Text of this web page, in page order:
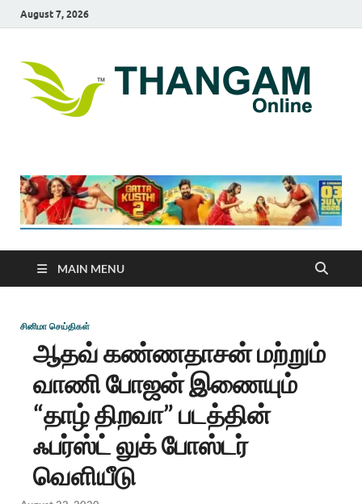
August 7, 2026
MAIN MENU
சினிமா செய்திகள்
ஆதவ் கண்ணதாசன் மற்றும்
வாணி போஜன் இணையும்
“தாழ் திறவா” படத்தின்
ஃபர்ஸ்ட் லுக் போஸ்டர்
வெளியீடு